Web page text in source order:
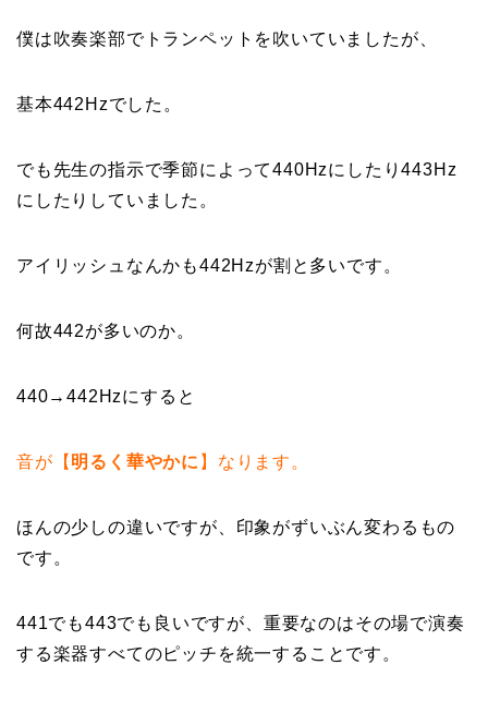
僕は吹奏楽部でトランペットを吹いていましたが、
基本442Hzでした。
でも先生の指示で季節によって440Hzにしたり443Hz
にしたりしていました。
アイリッシュなんかも442Hzが割と多いです。
何故442が多いのか。
440→442Hzにすると
音が【 明るく華やかに 】なります。
ほんの少しの違いですが、印象がずいぶん変わるもの
です。
441でも443でも良いですが、重要なのはその場で演奏
する楽器すべてのピッチを統一することです。